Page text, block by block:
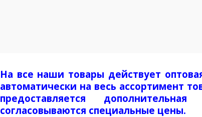
На все наши товары действует
автоматически на весь ассортимент
предоставляется
согласовываются специальные цены.